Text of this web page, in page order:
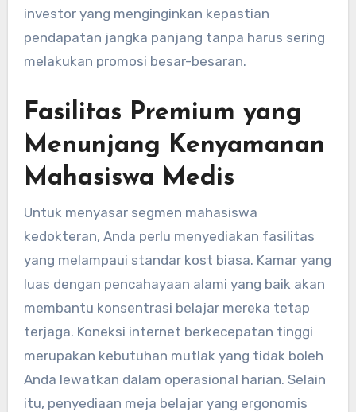
investor yang menginginkan kepastian
pendapatan jangka panjang tanpa harus sering
melakukan promosi besar-besaran.
Fasilitas Premium yang
Menunjang Kenyamanan
Mahasiswa Medis
Untuk menyasar segmen mahasiswa
kedokteran, Anda perlu menyediakan fasilitas
yang melampaui standar kost biasa. Kamar yang
luas dengan pencahayaan alami yang baik akan
membantu konsentrasi belajar mereka tetap
terjaga. Koneksi internet berkecepatan tinggi
merupakan kebutuhan mutlak yang tidak boleh
Anda lewatkan dalam operasional harian. Selain
itu, penyediaan meja belajar yang ergonomis